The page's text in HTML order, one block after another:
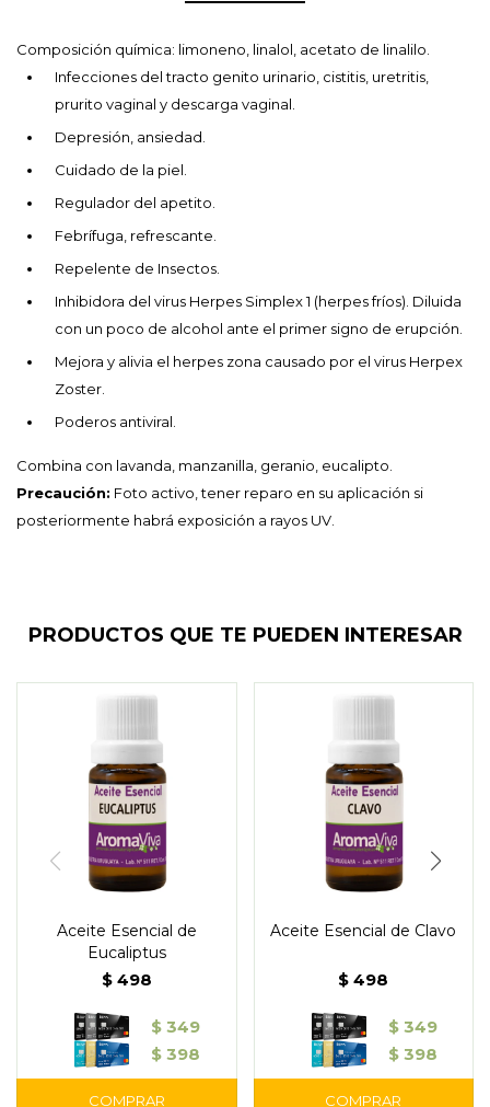
Composición química: limoneno, linalol, acetato de linalilo.
Infecciones del tracto genito urinario, cistitis, uretritis,
prurito vaginal y descarga vaginal.
Depresión, ansiedad.
Cuidado de la piel.
Regulador del apetito.
Febrífuga, refrescante.
Repelente de Insectos.
Inhibidora del virus Herpes Simplex 1 (herpes fríos). Diluida
con un poco de alcohol ante el primer signo de erupción.
Mejora y alivia el herpes zona causado por el virus Herpex
Zoster.
Poderos antiviral.
Combina con lavanda, manzanilla, geranio, eucalipto.
Precaución: Foto activo, tener reparo en su aplicación si
posteriormente habrá exposición a rayos UV.
PRODUCTOS QUE TE PUEDEN INTERESAR
Aceite Esencial de
Eucaliptus
$ 498
$ 349
$ 398
Aceite Esencial de Clavo
$ 498
$ 349
$ 398